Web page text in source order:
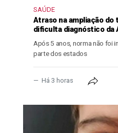
SAÚDE
Atraso na ampliação
dificulta diagnóstico da
Após 5 anos, norma não foi
parte dos estados
Há 3 horas